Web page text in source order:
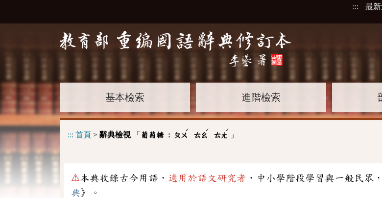
::: 最
基本檢索 進階檢索
::: 首頁 > 辭典檢視「 葡萄糖 : ㄆㄨ
ˊ
ㄊㄠ
ˊ
ㄊㄤ
ˊ
」
⚠本典收錄古今用語， 適用於語文研究者 ，中小學階段學習與一般民眾
典》。